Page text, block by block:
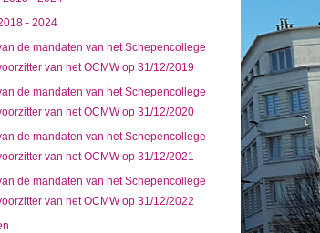
- 2024
de mandaten van het Schepencollege
van het OCMW op 31/12/2019
de mandaten van het Schepencollege
van het OCMW op 31/12/2020
de mandaten van het Schepencollege
van het OCMW op 31/12/2021
de mandaten van het Schepencollege
van het OCMW op 31/12/2022